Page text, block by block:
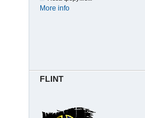
More info
FLINT